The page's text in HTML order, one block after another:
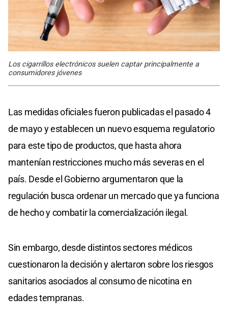
Los cigarrillos electrónicos suelen captar principalmente a
consumidores jóvenes
Las medidas oficiales fueron publicadas el pasado 4
de mayo y establecen un nuevo esquema regulatorio
para este tipo de productos, que hasta ahora
mantenían restricciones mucho más severas en el
país. Desde el Gobierno argumentaron que la
regulación busca ordenar un mercado que ya funciona
de hecho y combatir la comercialización ilegal.
Sin embargo, desde distintos sectores médicos
cuestionaron la decisión y alertaron sobre los riesgos
sanitarios asociados al consumo de nicotina en
edades tempranas.